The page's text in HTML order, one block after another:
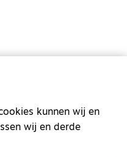
kunnen wij en
wij en derde